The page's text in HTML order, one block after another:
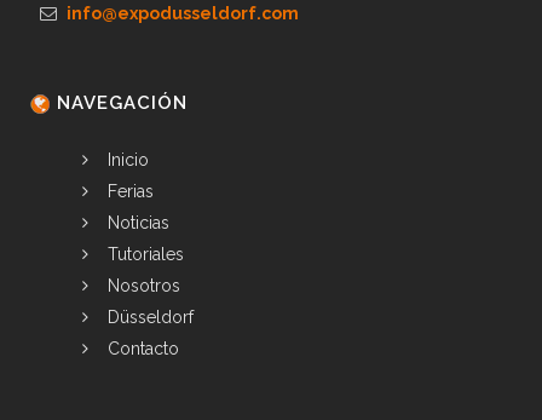
info@expodusseldorf.com
NAVEGACIÓN
Inicio
Ferias
Noticias
Tutoriales
Nosotros
Düsseldorf
Contacto